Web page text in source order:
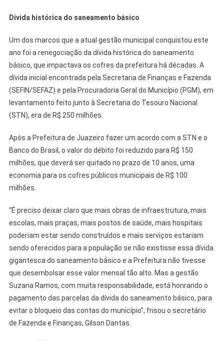
Dívida histórica do saneamento básico
Um dos marcos que a atual gestão municipal conquistou este
ano foi a renegociação da dívida histórica do saneamento
básico, que impactava os cofres da prefeitura há décadas. A
dívida inicial encontrada pela Secretaria de Finanças e Fazenda
(SEFIN/SEFAZ) e pela Procuradoria Geral do Município (PGM), em
levantamento feito junto à Secretaria do Tesouro Nacional
(STN), era de R$ 250 milhões.
Após a Prefeitura de Juazeiro fazer um acordo com a STN e o
Banco do Brasil, o valor do débito foi reduzido para R$ 150
milhões, que deverá ser quitado no prazo de 10 anos, uma
economia para os cofres públicos municipais de R$ 100
milhões.
“É preciso deixar claro que mais obras de infraestrutura, mais
escolas, mais praças, mais postos de saúde, mais hospitais
poderiam estar sendo construídos e mais serviços estariam
sendo oferecidos para a população se não existisse essa dívida
gigantesca do saneamento básico e a Prefeitura não tivesse
que desembolsar esse valor mensal tão alto. Mas a gestão
Suzana Ramos, com muita responsabilidade, está honrando o
pagamento das parcelas da dívida do saneamento básico, para
evitar o bloqueio das contas do município”, frisou o secretário
de Fazenda e Finanças, Gilson Dantas.